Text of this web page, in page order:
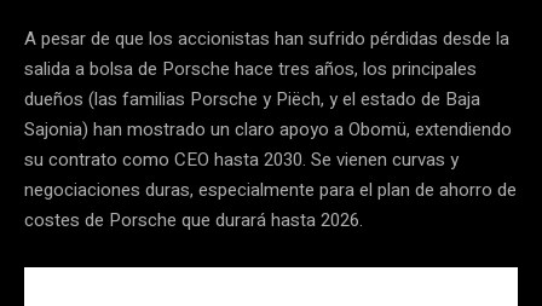
A pesar de que los accionistas han sufrido pérdidas desde la
salida a bolsa de Porsche hace tres años, los principales
dueños (las familias Porsche y Piëch, y el estado de Baja
Sajonia) han mostrado un claro apoyo a Obomü, extendiendo
su contrato como CEO hasta 2030. Se vienen curvas y
negociaciones duras, especialmente para el plan de ahorro de
costes de Porsche que durará hasta 2026.